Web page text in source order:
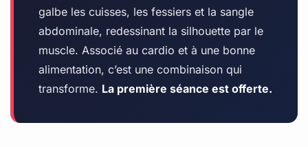
galbe les cuisses, les fessiers et la sangle
abdominale, redessinant la silhouette par le
muscle. Associé au cardio et à une bonne
alimentation, c’est une combinaison qui
transforme. La première séance est offerte.